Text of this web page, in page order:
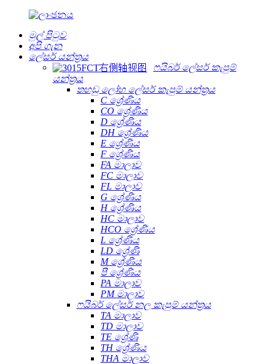
මුල් පිටුව
අපි ගැන
ලේසර් යන්ත්‍රය
ෆයිබර් ලේසර් කැපුම්
යන්ත්‍රය
තහඩු ලෝහ ලේසර් කැපුම් යන්ත්‍රය
C ශ්‍රේණිය
CO ශ්‍රේණිය
D ශ්‍රේණිය
DH ශ්‍රේණිය
E ශ්‍රේණිය
F ශ්‍රේණිය
FA මාලාව
FC මාලාව
FL මාලාව
G ශ්‍රේණිය
H ශ්‍රේණිය
HC මාලාව
HCO ශ්‍රේණිය
L ශ්‍රේණිය
LD ශ්‍රේණි
M ශ්‍රේණිය
පී ශ්‍රේණිය
PA මාලාව
PM මාලාව
ෆයිබර් ලේසර් නල කැපුම් යන්ත්‍රය
TA මාලාව
TD මාලාව
TE ශ්‍රේණි
TH ශ්‍රේණිය
THA මාලාව